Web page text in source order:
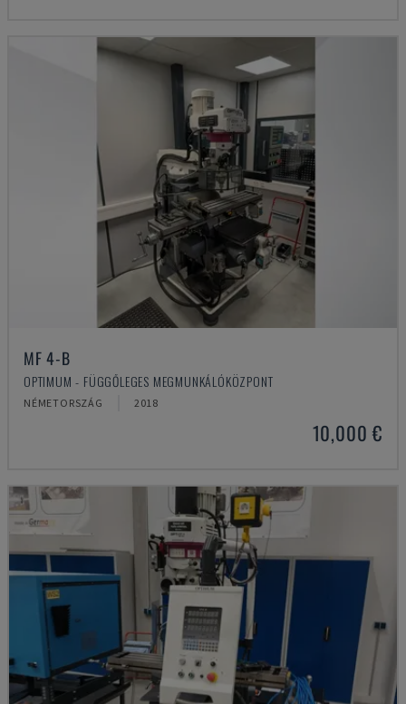
MF 4-B
OPTIMUM - FÜGGŐLEGES MEGMUNKÁLÓKÖZPONT
NÉMETORSZÁG 2018
10,000 €